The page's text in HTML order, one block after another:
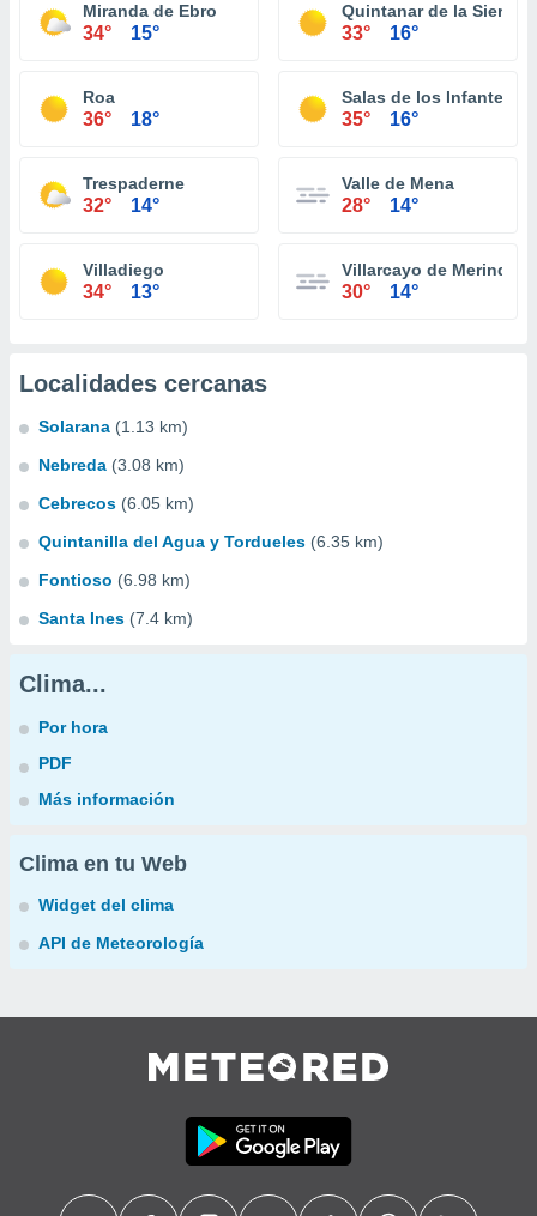
Miranda de Ebro
34° 15°
Quintanar de la Sierra
33° 16°
Roa
36° 18°
Salas de los Infantes
35° 16°
Trespaderne
32° 14°
Valle de Mena
28° 14°
Villadiego
34° 13°
Villarcayo de Merindad
30° 14°
Localidades cercanas
Solarana (1.13 km)
Nebreda (3.08 km)
Cebrecos (6.05 km)
Quintanilla del Agua y Tordueles (6.35 km)
Fontioso (6.98 km)
Santa Ines (7.4 km)
Clima...
Por hora
PDF
Más información
Clima en tu Web
Widget del clima
API de Meteorología